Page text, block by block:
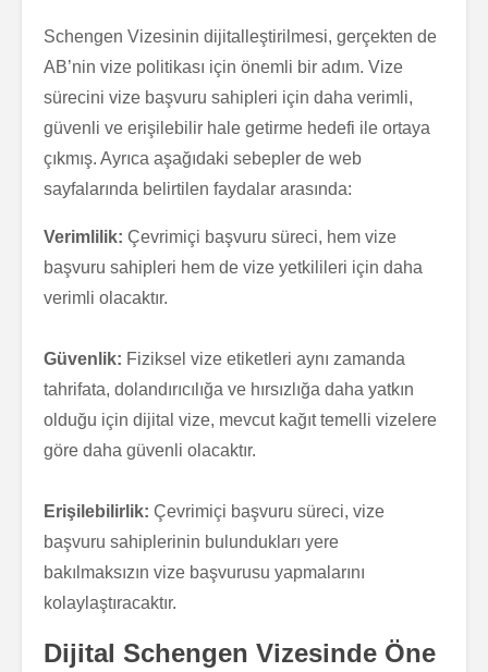
Schengen Vizesinin dijitalleştirilmesi, gerçekten de
AB’nin vize politikası için önemli bir adım. Vize
sürecini vize başvuru sahipleri için daha verimli,
güvenli ve erişilebilir hale getirme hedefi ile ortaya
çıkmış. Ayrıca aşağıdaki sebepler de web
sayfalarında belirtilen faydalar arasında:
Verimlilik: Çevrimiçi başvuru süreci, hem vize
başvuru sahipleri hem de vize yetkilileri için daha
verimli olacaktır.
Güvenlik: Fiziksel vize etiketleri aynı zamanda
tahrifata, dolandırıcılığa ve hırsızlığa daha yatkın
olduğu için dijital vize, mevcut kağıt temelli vizelere
göre daha güvenli olacaktır.
Erişilebilirlik: Çevrimiçi başvuru süreci, vize
başvuru sahiplerinin bulundukları yere
bakılmaksızın vize başvurusu yapmalarını
kolaylaştıracaktır.
Dijital Schengen Vizesinde Öne